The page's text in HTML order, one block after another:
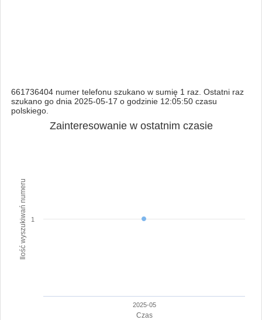
661736404 numer telefonu szukano w sumię 1 raz. Ostatni raz
szukano go dnia 2025-05-17 o godzinie 12:05:50 czasu
polskiego.
Czas
Ilość wyszukiwań numeru
Zainteresowanie w ostatnim czasie
2025-05
1